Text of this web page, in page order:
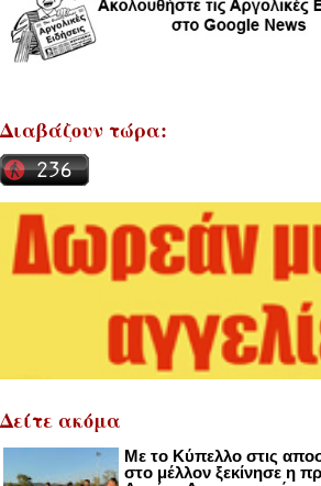
Διαβάζουν τώρα:
Δείτε ακόμα
Με το Κύπελλο στις
στο μέλλον ξεκίνησε η